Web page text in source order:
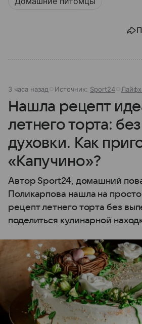
3 часа назад Источник: Sport24
Нашла рецепт
летнего торта:
духовки. Как
«Капучино»?
Автор Sport24, домашний
Поликарпова нашла на
рецепт летнего торта без
поделиться кулинарной